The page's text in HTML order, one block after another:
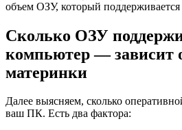
объем ОЗУ, который поддерживается
Сколько ОЗУ
компьютер — зависит
материнки
Далее выясняем, сколько
ваш ПК. Есть два фактора: